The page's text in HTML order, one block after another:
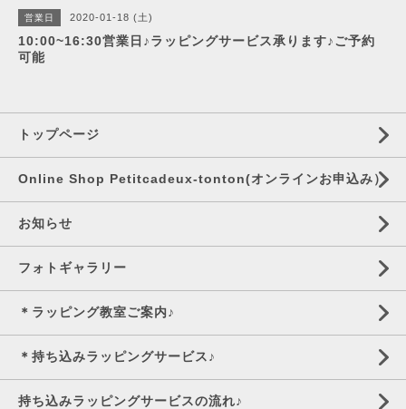
営業日 2020-01-18 (土)
10:00~16:30営業日♪ラッピングサービス承ります♪ご予約
可能
トップページ
Online Shop Petitcadeux-tonton(オンラインお申込み）
お知らせ
フォトギャラリー
＊ラッピング教室ご案内♪
＊持ち込みラッピングサービス♪
持ち込みラッピングサービスの流れ♪